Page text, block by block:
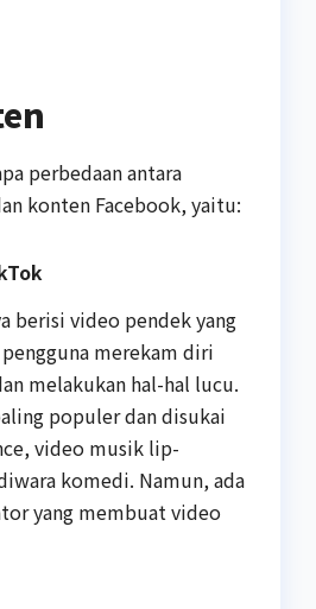
perbedaan antara
konten Facebook, yaitu:
berisi video pendek yang
merekam diri
melakukan hal-hal lucu.
populer dan disukai
video musik lip-
komedi. Namun, ada
yang membuat video